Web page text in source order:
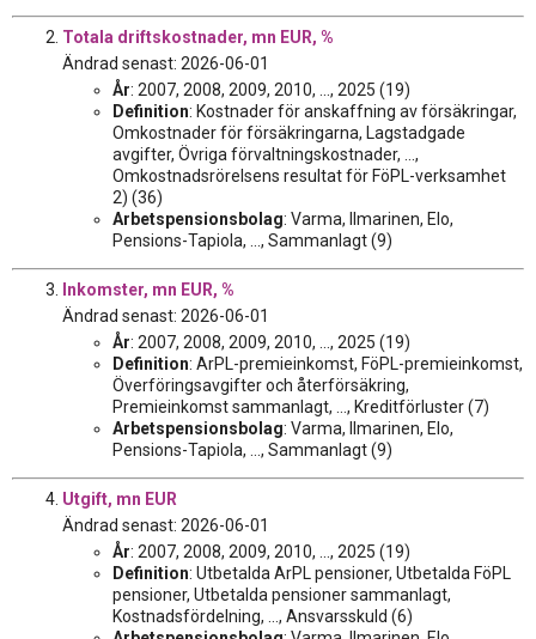
Totala driftskostnader, mn EUR, %
Ändrad senast: 2026-06-01
År: 2007, 2008, 2009, 2010, ..., 2025 (19)
Definition: Kostnader för anskaffning av försäkringar,
Omkostnader för försäkringarna, Lagstadgade
avgifter, Övriga förvaltningskostnader, ...,
Omkostnadsrörelsens resultat för FöPL-verksamhet
2) (36)
Arbetspensionsbolag: Varma, Ilmarinen, Elo,
Pensions-Tapiola, ..., Sammanlagt (9)
Inkomster, mn EUR, %
Ändrad senast: 2026-06-01
År: 2007, 2008, 2009, 2010, ..., 2025 (19)
Definition: ArPL-premieinkomst, FöPL-premieinkomst,
Överföringsavgifter och återförsäkring,
Premieinkomst sammanlagt, ..., Kreditförluster (7)
Arbetspensionsbolag: Varma, Ilmarinen, Elo,
Pensions-Tapiola, ..., Sammanlagt (9)
Utgift, mn EUR
Ändrad senast: 2026-06-01
År: 2007, 2008, 2009, 2010, ..., 2025 (19)
Definition: Utbetalda ArPL pensioner, Utbetalda FöPL
pensioner, Utbetalda pensioner sammanlagt,
Kostnadsfördelning, ..., Ansvarsskuld (6)